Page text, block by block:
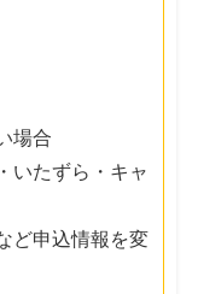
場合
いたずら・キャ
ど申込情報を変